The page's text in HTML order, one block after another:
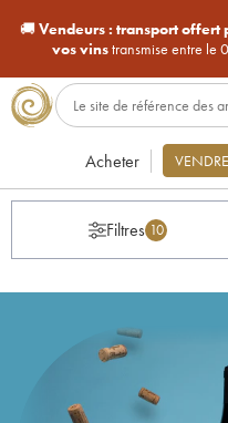
🚚Vendeurs : transport offert
vos vinstransmise entre le
Acheter VENDRE
Filtres 10